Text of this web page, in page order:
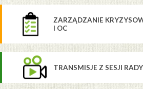
ZARZĄDZANIE
I OC
TRANSMISJE Z SESJI